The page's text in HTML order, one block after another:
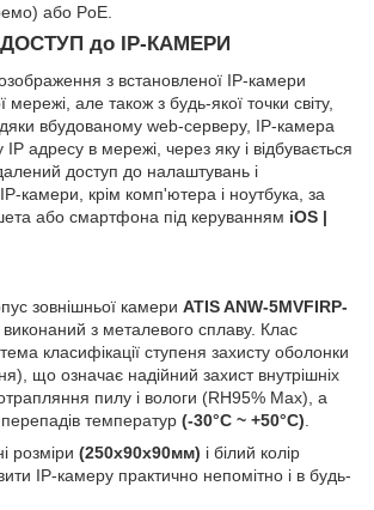
або PoE.
до IP-КАМЕРИ
з встановленої IP-камери
але також з будь-якої точки світу,
вбудованому web-серверу, IP-камера
IP адресу в мережі, через яку і відбувається
доступ до налаштувань і
камери, крім комп'ютера і ноутбука, за
або смартфона під керуванням iOS |
зовнішньої камери ATIS ANW-5MVFIRP-
виконаний з металевого сплаву. Клас
класифікації ступеня захисту оболонки
що означає надійний захист внутрішніх
пилу і вологи (RH95% Max), а
перепадів температур (-30°C ~ +50°C).
розміри (250x90x90мм) і білий колір
IP-камеру практично непомітно і в будь-